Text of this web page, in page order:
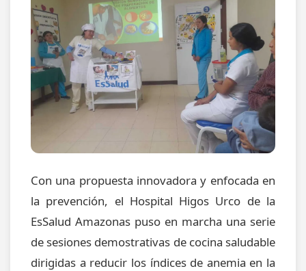
Con una propuesta innovadora y enfocada en
la prevención, el Hospital Higos Urco de la
EsSalud Amazonas puso en marcha una serie
de sesiones demostrativas de cocina saludable
dirigidas a reducir los índices de anemia en la